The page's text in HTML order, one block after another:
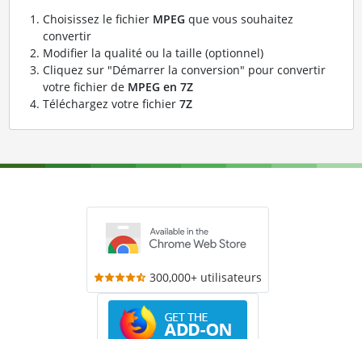
Choisissez le fichier MPEG que vous souhaitez
convertir
Modifier la qualité ou la taille (optionnel)
Cliquez sur "Démarrer la conversion" pour convertir
votre fichier de MPEG en 7Z
Téléchargez votre fichier 7Z
300,000+ utilisateurs